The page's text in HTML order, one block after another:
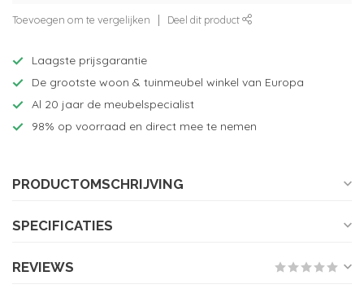
Toevoegen om te vergelijken Deel dit product
Laagste prijsgarantie
De grootste woon & tuinmeubel winkel van Europa
Al 20 jaar de meubelspecialist
98% op voorraad en direct mee te nemen
PRODUCTOMSCHRIJVING
SPECIFICATIES
REVIEWS